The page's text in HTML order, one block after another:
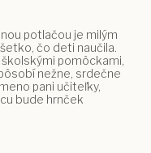
potlačou je milým
čo deti naučila.
pomôckami,
nežne, srdečne
pani učiteľky,
bude hrnček